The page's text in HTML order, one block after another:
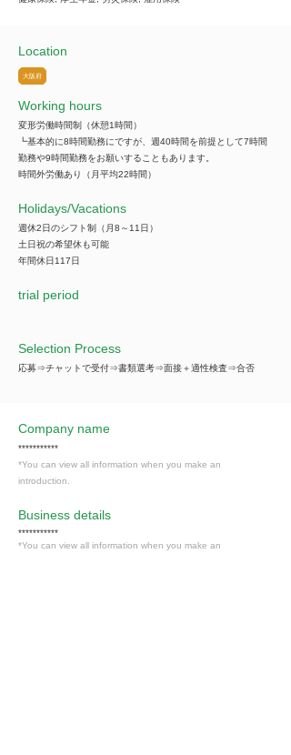
Location
大阪府
Working hours
変形労働時間制（休憩1時間）
┗基本的に8時間勤務にですが、週40時間を前提として7時間
勤務や9時間勤務をお願いすることもあります。
時間外労働あり（月平均22時間）
​Holidays/Vacations
週休2日のシフト制（月8～11日）
土日祝の希望休も可能
年間休日117日
trial period
Selection Process
応募⇒チャットで受付⇒書類選考⇒面接＋適性検査⇒合否
Company name
***********
*You can view all information when you make an
introduction.
​Business details
***********
*You can view all information when you make an